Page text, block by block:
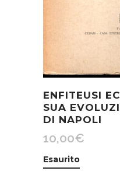
ENFITEUSI
SUA
DI NAPOLI
10,00€
Esaurito